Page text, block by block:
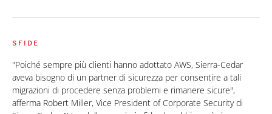
SFIDE
"Poiché sempre più clienti hanno adottato AWS, Sierra-Cedar
aveva bisogno di un partner di sicurezza per consentire a tali
migrazioni di procedere senza problemi e rimanere sicure",
afferma Robert Miller, Vice President of Corporate Security di